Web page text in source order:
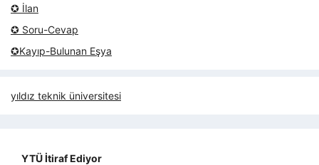
✪ İlan
✪ Soru-Cevap
✪Kayıp-Bulunan Eşya
yıldız teknik üniversitesi
YTÜ İtiraf Ediyor